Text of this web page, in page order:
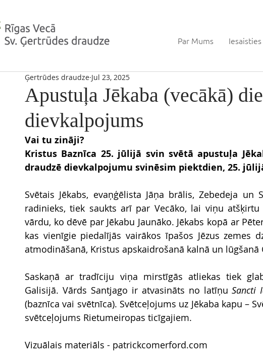
Par Mums Iesaisties
Apustuļa Jēkaba (vecākā)
dievkalpojums
Ģertrūdes draudze Jul 23, 2025
Vai tu zināji?
Kristus Baznīca 25. jūlijā svin svētā apustuļa
draudzē dievkalpojumu svinēsim piektdien, 25.
Svētais Jēkabs, evaņģēlista Jāņa brālis, Zebedeja
radinieks, tiek saukts arī par Vecāko, lai viņu
vārdu, ko dēvē par Jēkabu Jaunāko. Jēkabs kopā ar
kas vienīgie piedalījās vairākos īpašos Jēzus zemes
atmodināšanā, Kristus apskaidrošanā kalnā un lūgšanā
Saskaņā ar tradīciju viņa mirstīgās atliekas tiek
Galisijā. Vārds Santjago ir atvasināts no latīņu Sancti
(baznīca vai svētnīca). Svētceļojums uz Jēkaba kapu –
svētceļojums Rietumeiropas ticīgajiem.
Vizuālais materiāls - patrickcomerford.com